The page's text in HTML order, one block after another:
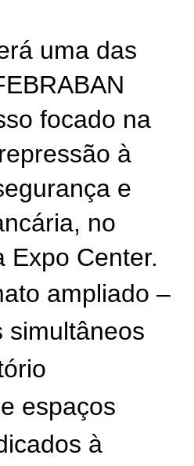
uma das
focado na
à
e
no
Expo Center.
ampliado –
simultâneos
espaços
à